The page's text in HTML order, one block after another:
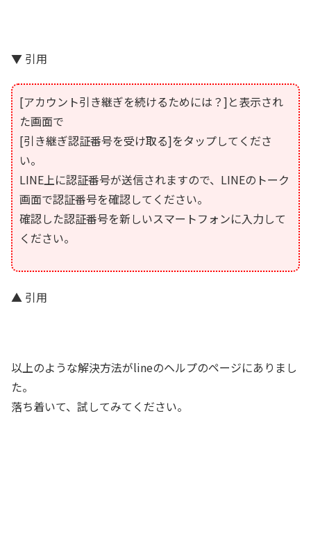
▼ 引用
[アカウント引き継ぎを続けるためには？]と表示され
た画面で
[引き継ぎ認証番号を受け取る]をタップしてくださ
い。
LINE上に認証番号が送信されますので、LINEのトーク
画面で認証番号を確認してください。
確認した認証番号を新しいスマートフォンに入力して
ください。
▲ 引用
以上のような解決方法がlineのヘルプのページにありまし
た。
落ち着いて、試してみてください。